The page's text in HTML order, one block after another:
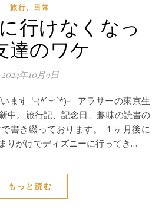
旅行, 日常
行けなくなっ
達のワケ
2024年10月9日
中。旅行記、記念日、趣味の読書の
書き綴っております。 １ヶ月後に
りがけでディズニーに行ってき…
もっと読む